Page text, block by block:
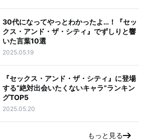
30代になってやっとわかったよ…！『セッ
クス・アンド・ザ・シティ』でずしりと響
いた言葉10選
2025.05.19
『セックス・アンド・ザ・シティ』に登場
する“絶対出会いたくないキャラ”ランキン
グTOP5
2025.05.20
もっと見る